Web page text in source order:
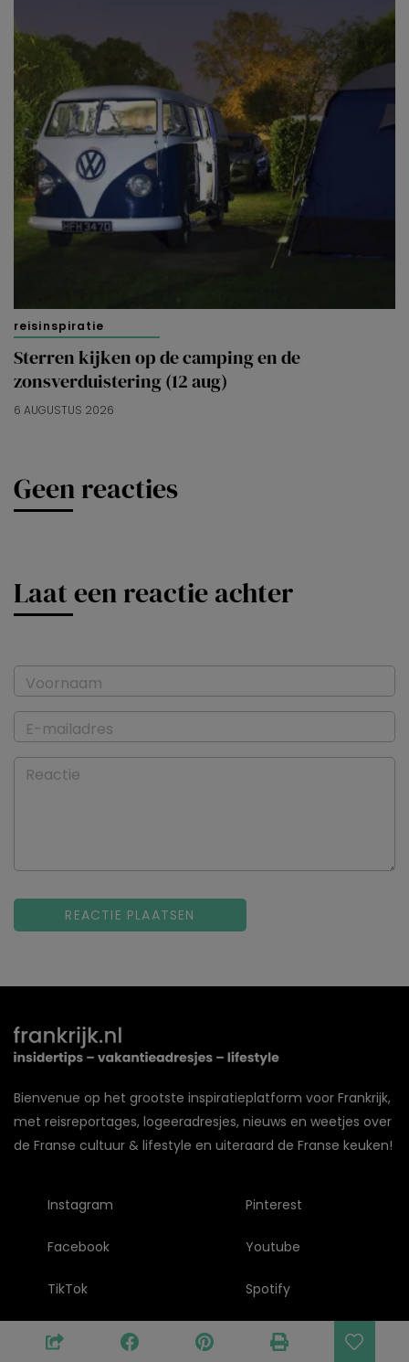
reisinspiratie
Sterren kijken op de camping en de
zonsverduistering (12 aug)
6 AUGUSTUS 2026
Geen reacties
Laat een reactie achter
Voornaam
E-mailadres
Reactie
Bienvenue op het grootste inspiratieplatform voor Frankrijk,
met reisreportages, logeeradresjes, nieuws en weetjes over
de Franse cultuur & lifestyle en uiteraard de Franse keuken!
Instagram
Facebook
TikTok
Pinterest
Youtube
Spotify